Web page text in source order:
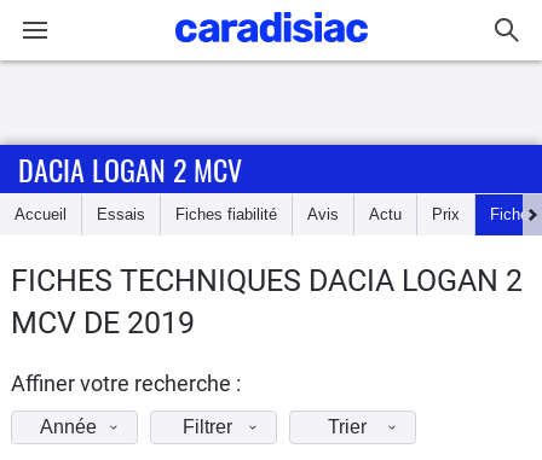
Accueil
Essais
d'achat
Electriques
DACIA LOGAN 2 MCV
Accueil Essais Fiches fiabilité Avis Actu Prix Fiches
FICHES TECHNIQUES DACIA LOGAN 2
MCV DE 2019
Affiner votre recherche :
Année Filtrer Trier